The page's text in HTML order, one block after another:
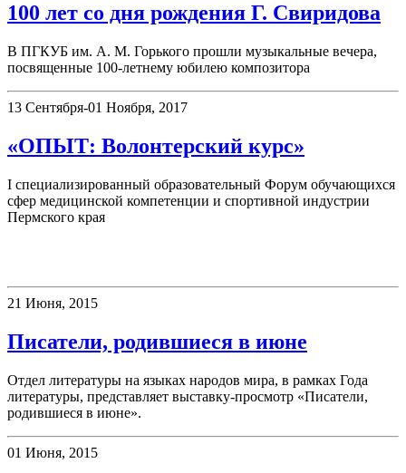
100 лет со дня рождения Г. Свиридова
В ПГКУБ им. А. М. Горького прошли музыкальные вечера,
посвященные 100-летнему юбилею композитора
13 Сентября-01 Ноября, 2017
«ОПЫТ: Волонтерский курс»
I специализированный образовательный Форум обучающихся
сфер медицинской компетенции и спортивной индустрии
Пермского края
21 Июня, 2015
Писатели, родившиеся в июне
Отдел литературы на языках народов мира, в рамках Года
литературы, представляет выставку-просмотр «Писатели,
родившиеся в июне».
01 Июня, 2015